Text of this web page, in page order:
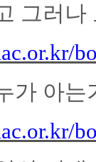
그러나
가 아는